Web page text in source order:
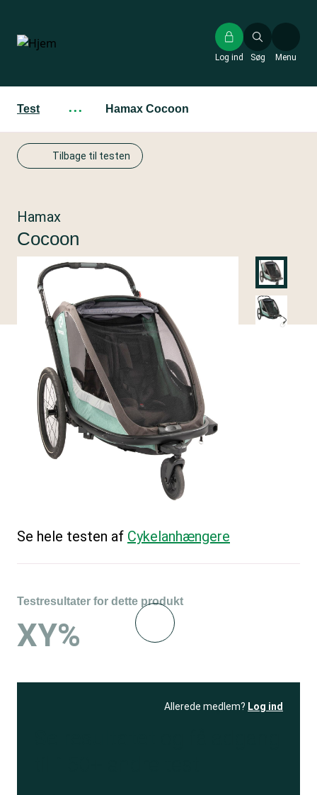
hovedindhold
Søg
Log ind Menu
Test ··· Hamax Cocoon
Tilbage til testen
Hamax
Cocoon
Se hele testen af Cykelanhængere
Testresultater for dette produkt
XY%
Allerede medlem? Log ind